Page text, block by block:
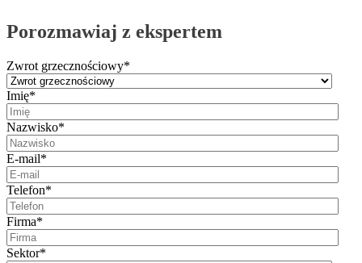
Porozmawiaj z ekspertem
Zwrot grzecznościowy*
Imię*
Nazwisko*
E-mail*
Telefon*
Firma*
Sektor*